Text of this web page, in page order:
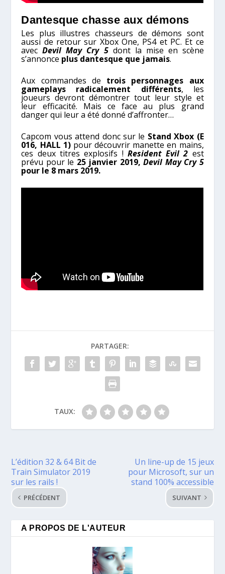
Dantesque chasse aux démons
Les plus illustres chasseurs de démons sont
aussi de retour sur Xbox One, PS4 et PC. Et ce
avecDevil May Cry 5dont la mise en scène
s’annonce plus dantesque que jamais.
Aux commandes de trois personnages aux
gameplays radicalement différents, les
joueurs devront démontrer tout leur style et
leur efficacité. Mais ce face au plus grand
danger qui leur a été donné d’affronter…
Capcom vous attend donc sur le Stand Xbox (E
016, HALL 1) pour découvrir manette en mains,
ces deux titres explosifs ! Resident Evil 2 est
prévu pour le 25 janvier 2019,Devil May Cry 5
pour le 8 mars 2019.
PARTAGER:
TAUX:
L’édition 32 & 64 Bit de
Train Simulator 2019
sur les rails !
PRÉCÉDENT
Un line-up de 15 jeux
pour Microsoft, sur un
stand 100% accessible
SUIVANT
A PROPOS DE L'AUTEUR